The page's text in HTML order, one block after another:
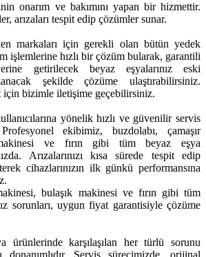
onarım ve bakımını yapan bir hizmettir.
arızaları tespit edip çözümler sunar.
markaları için gerekli olan bütün yedek
işlemlerine hızlı bir çözüm bularak, garantili
getirilecek beyaz eşyalarınız eski
şekilde çözüme ulaştırabilirsiniz.
için bizimle iletişime geçebilirsiniz.
yönelik hızlı ve güvenilir servis
ekibimiz, buzdolabı, çamaşır
ve fırın gibi tüm beyaz eşya
Arızalarınızı kısa sürede tespit edip
cihazlarınızın ilk günkü performansına
bulaşık makinesi ve fırın gibi tüm
sorunları, uygun fiyat garantisiyle çözüme
ürünlerinde karşılaşılan her türlü sorunu
Servis sürecimizde, orijinal